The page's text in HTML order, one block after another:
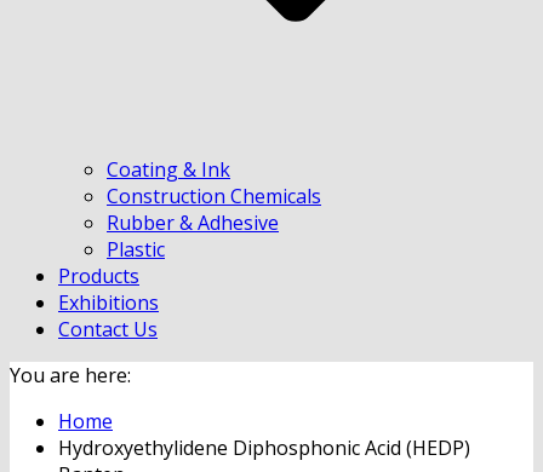
Coating & Ink
Construction Chemicals
Rubber & Adhesive
Plastic
Products
Exhibitions
Contact Us
You are here:
Home
Hydroxyethylidene Diphosphonic Acid (HEDP)